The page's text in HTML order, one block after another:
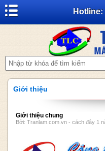
Hotline:
Giới thiệu
Giới thiệu chung
Bởi: Tranlam.com.vn - cách đây 1